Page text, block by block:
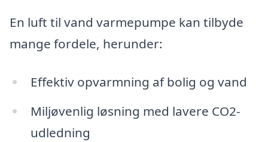
En luft til vand varmepumpe kan tilbyde
mange fordele, herunder:
Effektiv opvarmning af bolig og vand
Miljøvenlig løsning med lavere CO2-
udledning